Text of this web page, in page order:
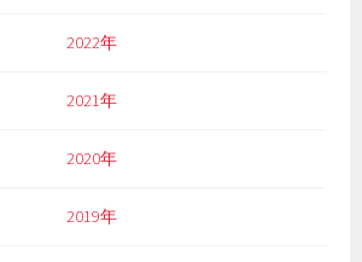
2022年
2021年
2020年
2019年